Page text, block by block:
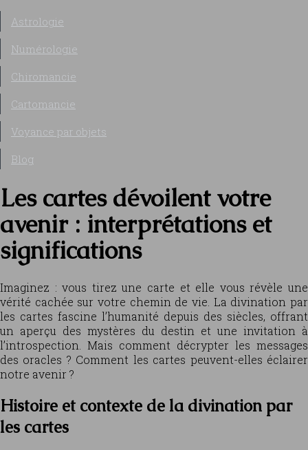
Astrologie
Numérologie
Chiromancie
Cartomancie
Voyance par objets
Blog
Les cartes dévoilent votre
avenir : interprétations et
significations
Imaginez : vous tirez une carte et elle vous révèle une
vérité cachée sur votre chemin de vie. La divination par
les cartes fascine l’humanité depuis des siècles, offrant
un aperçu des mystères du destin et une invitation à
l’introspection. Mais comment décrypter les messages
des oracles ? Comment les cartes peuvent-elles éclairer
notre avenir ?
Histoire et contexte de la divination par
les cartes